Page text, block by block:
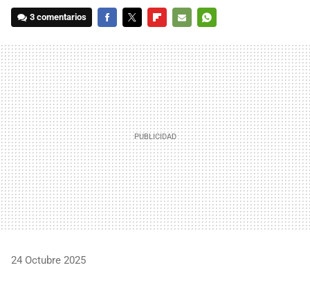
3 comentarios
MAIL
24 Octubre 2025